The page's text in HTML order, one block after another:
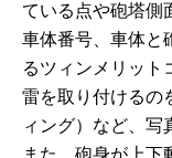
ている点や砲塔側
車体番号、車体と
るツィンメリット
雷を取り付けるの
ィング）など、写